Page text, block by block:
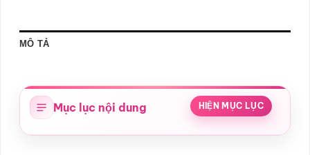
MÔ TẢ
Mục lục nội dung HIỆN MỤC LỤC